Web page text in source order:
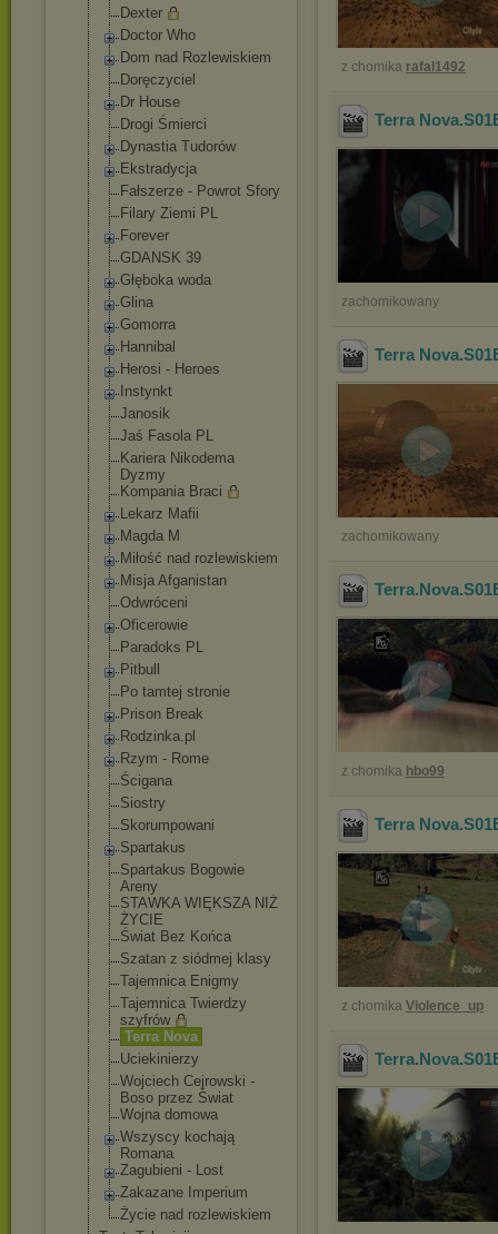
Dexter
Doctor Who
Dom nad Rozlewiskiem
Doręczyciel
Dr House
Drogi Śmierci
Dynastia Tudorów
Ekstradycja
Fałszerze - Powrot Sfory
Filary Ziemi PL
Forever
GDANSK 39
Głęboka woda
Glina
Gomorra
Hannibal
Herosi - Heroes
Instynkt
Janosik
Jaś Fasola PL
Kariera Nikodema
Dyzmy
Kompania Braci
Lekarz Mafii
Magda M
Miłość nad rozlewiskiem
Misja Afganistan
Odwróceni
Oficerowie
Paradoks PL
Pitbull
Po tamtej stronie
Prison Break
Rodzinka.pl
Rzym - Rome
Ścigana
Siostry
Skorumpowani
Spartakus
Spartakus Bogowie
Areny
STAWKA WIĘKSZA NIŻ
ŻYCIE
Świat Bez Końca
Szatan z siódmej klasy
Tajemnica Enigmy
Tajemnica Twierdzy
szyfrów
Terra Nova
Uciekinierzy
Wojciech Cejrowski -
Boso przez Świat
Wojna domowa
Wszyscy kochają
Romana
Zagubieni - Lost
Zakazane Imperium
Życie nad rozlewiskiem
z chomika rafal1492
Terra
zachomikowany
Terra
zachomikowany
z chomika hbo99
Terra
z chomika Violence_up